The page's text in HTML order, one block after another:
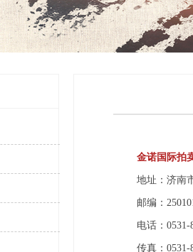
金诺国际拍
地址：济南
邮编：
电话：
传真：0531-